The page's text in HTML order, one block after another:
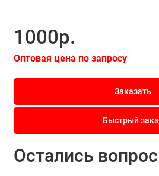
1000р.
Оптовая цена по запросу
Заказать
Быстрый
Остались